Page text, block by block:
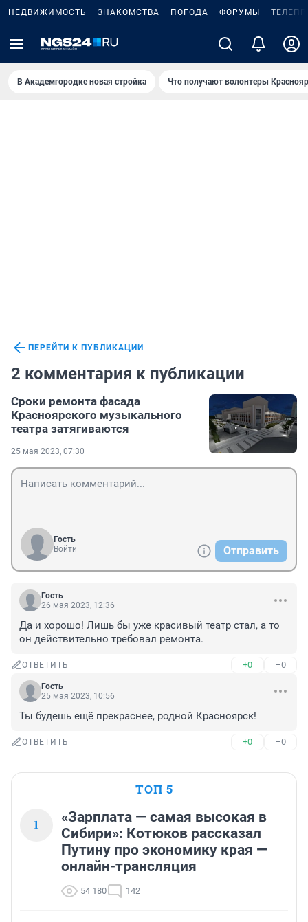
НЕДВИЖИМОСТЬ ЗНАКОМСТВА ПОГОДА ФОРУМЫ
В Академгородке новая стройка Что получают волонтеры
ПЕРЕЙТИ К ПУБЛИКАЦИИ
2 комментария к публикации
Сроки ремонта фасада
Красноярского музыкального
театра затягиваются
25 мая 2023, 07:30
Гость
Войти
Отправить
Гость
26 мая 2023, 12:36
Да и хорошо! Лишь бы уже красивый театр стал, а то
он действительно требовал ремонта.
ОТВЕТИТЬ +0 –0
Гость
25 мая 2023, 10:56
Ты будешь ещё прекраснее, родной Красноярск!
ОТВЕТИТЬ +0 –0
ТОП 5
1
«Зарплата — самая высокая в
Сибири»: Котюков рассказал
Путину про экономику края —
онлайн-трансляция
54 180 142